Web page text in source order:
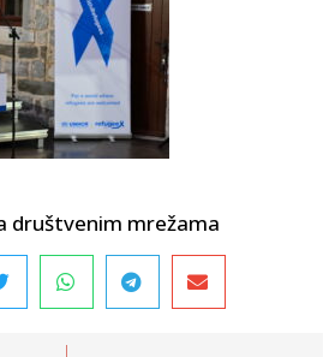
društvenim mrežama